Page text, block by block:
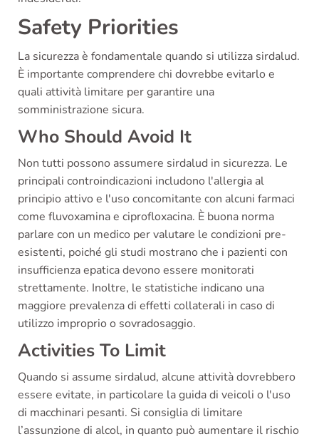
Safety Priorities
La sicurezza è fondamentale quando si utilizza sirdalud.
È importante comprendere chi dovrebbe evitarlo e
quali attività limitare per garantire una
somministrazione sicura.
Who Should Avoid It
Non tutti possono assumere sirdalud in sicurezza. Le
principali controindicazioni includono l'allergia al
principio attivo e l'uso concomitante con alcuni farmaci
come fluvoxamina e ciprofloxacina. È buona norma
parlare con un medico per valutare le condizioni pre-
esistenti, poiché gli studi mostrano che i pazienti con
insufficienza epatica devono essere monitorati
strettamente. Inoltre, le statistiche indicano una
maggiore prevalenza di effetti collaterali in caso di
utilizzo improprio o sovradosaggio.
Activities To Limit
Quando si assume sirdalud, alcune attività dovrebbero
essere evitate, in particolare la guida di veicoli o l'uso
di macchinari pesanti. Si consiglia di limitare
l’assunzione di alcol, in quanto può aumentare il rischio